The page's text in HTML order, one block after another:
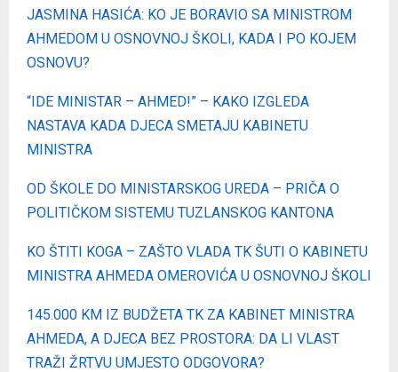
JASMINA HASIĆA: KO JE BORAVIO SA MINISTROM
AHMEDOM U OSNOVNOJ ŠKOLI, KADA I PO KOJEM
OSNOVU?
“IDE MINISTAR – AHMED!” – KAKO IZGLEDA
NASTAVA KADA DJECA SMETAJU KABINETU
MINISTRA
OD ŠKOLE DO MINISTARSKOG UREDA – PRIČA O
POLITIČKOM SISTEMU TUZLANSKOG KANTONA
KO ŠTITI KOGA – ZAŠTO VLADA TK ŠUTI O KABINETU
MINISTRA AHMEDA OMEROVIĆA U OSNOVNOJ ŠKOLI
145.000 KM IZ BUDŽETA TK ZA KABINET MINISTRA
AHMEDA, A DJECA BEZ PROSTORA: DA LI VLAST
TRAŽI ŽRTVU UMJESTO ODGOVORA?